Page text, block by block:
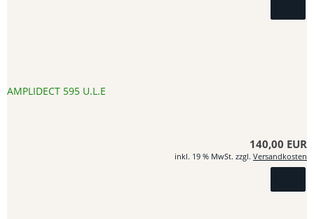
AMPLIDECT 595 U.L.E
140,00 EUR
inkl. 19 % MwSt. zzgl. Versandkosten